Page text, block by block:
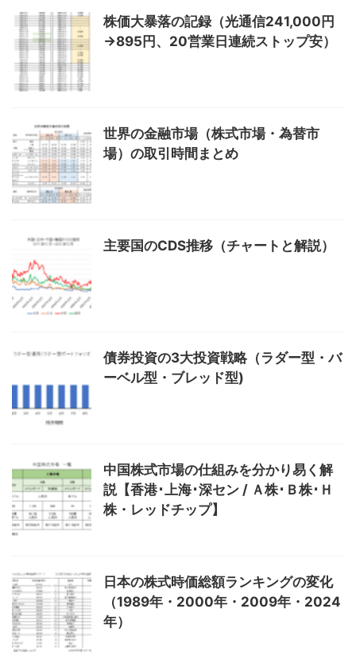
株価大暴落の記録（光通信241,000円
→895円、20営業日連続ストップ安）
世界の金融市場（株式市場・為替市
場）の取引時間まとめ
主要国のCDS推移（チャートと解説）
債券投資の3大投資戦略（ラダー型・バ
ーベル型・ブレッド型)
中国株式市場の仕組みを分かり易く解
説【香港･上海･深セン / Ａ株･Ｂ株･Ｈ
株・レッドチップ】
日本の株式時価総額ランキングの変化
（1989年・2000年・2009年・2024
年）